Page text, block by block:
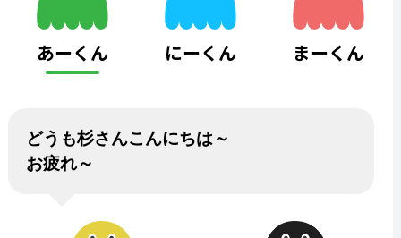
あーくん にーくん まーくん
どうも杉さんこんにちは～
お疲れ～